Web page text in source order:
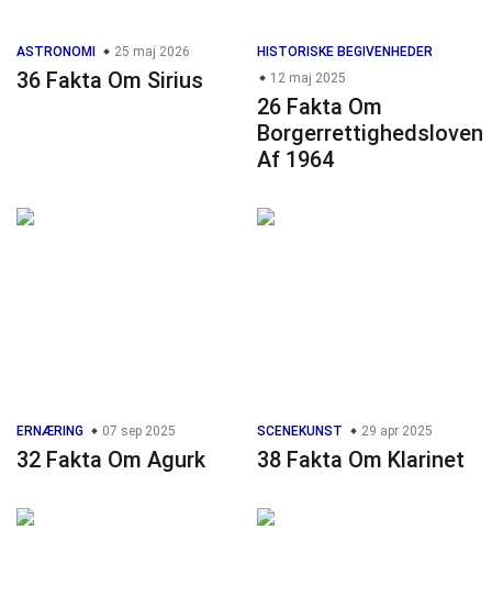
ASTRONOMI 25 maj 2026
36 Fakta Om Sirius
HISTORISKE BEGIVENHEDER
12 maj 2025
26 Fakta Om
Borgerrettighedsloven
Af 1964
ERNÆRING 07 sep 2025
32 Fakta Om Agurk
SCENEKUNST 29 apr 2025
38 Fakta Om Klarinet